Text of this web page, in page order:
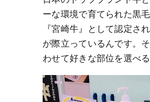
ーな環境で育てられた黒
『宮崎牛』として認定さ
が際立っているんです。
わせて好きな部位を選べ